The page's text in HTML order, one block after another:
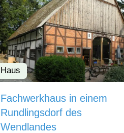
Haus
Fachwerkhaus in einem
Rundlingsdorf des
Wendlandes